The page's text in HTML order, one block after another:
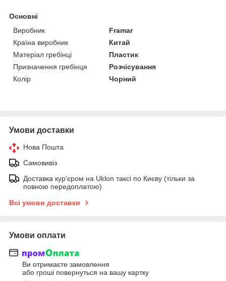
Основні
Виробник
Framar
Країна виробник
Китай
Матеріал гребінці
Пластик
Призначення гребінця
Розчісування
Колір
Чорний
Умови доставки
Нова Пошта
Самовивіз
Доставка кур'єром на Uklon таксі по Києву (тільки за
повною передоплатою)
Всі умови доставки
Умови оплати
Ви отримаєте замовлення
або гроші повернуться на вашу картку